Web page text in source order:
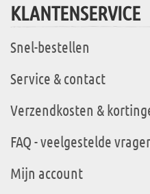
KLANTENSERVICE
Snel-bestellen
Service & contact
Verzendkosten &
FAQ - veelgestelde
Mijn account